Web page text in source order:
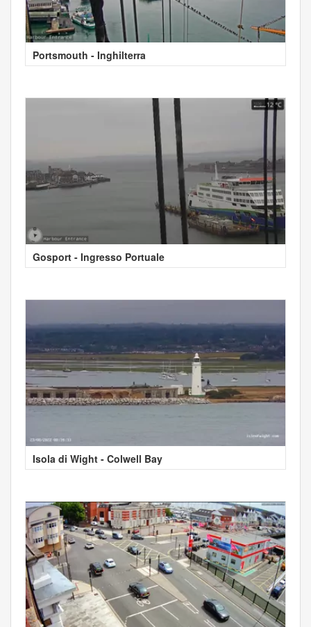
Portsmouth - Inghilterra
Gosport - Ingresso Portuale
Isola di Wight - Colwell Bay